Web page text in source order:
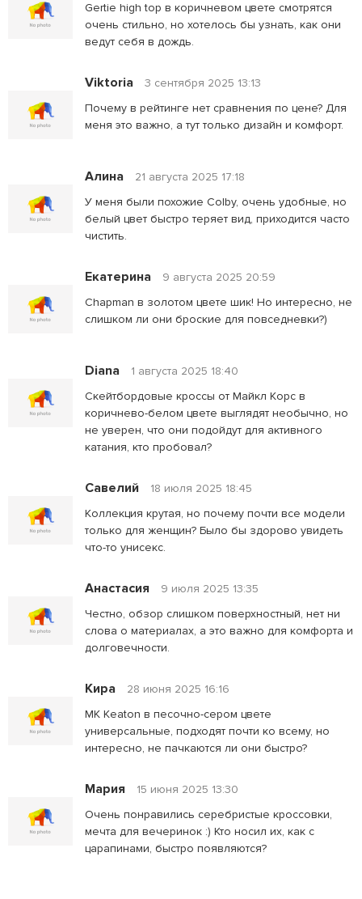
Gertie high top в коричневом цвете смотрятся
очень стильно, но хотелось бы узнать, как они
ведут себя в дождь.
Viktoria
3 сентября 2025 13:13
Почему в рейтинге нет сравнения по цене? Для
меня это важно, а тут только дизайн и комфорт.
Алина
21 августа 2025 17:18
У меня были похожие Colby, очень удобные, но
белый цвет быстро теряет вид, приходится часто
чистить.
Екатерина
9 августа 2025 20:59
Chapman в золотом цвете шик! Но интересно, не
слишком ли они броские для повседневки?)
Diana
1 августа 2025 18:40
Скейтбордовые кроссы от Майкл Корс в
коричнево-белом цвете выглядят необычно, но
не уверен, что они подойдут для активного
катания, кто пробовал?
Савелий
18 июля 2025 18:45
Коллекция крутая, но почему почти все модели
только для женщин? Было бы здорово увидеть
что-то унисекс.
Анастасия
9 июля 2025 13:35
Честно, обзор слишком поверхностный, нет ни
слова о материалах, а это важно для комфорта и
долговечности.
Кира
28 июня 2025 16:16
MK Keaton в песочно-сером цвете
универсальные, подходят почти ко всему, но
интересно, не пачкаются ли они быстро?
Мария
15 июня 2025 13:30
Очень понравились серебристые кроссовки,
мечта для вечеринок :) Кто носил их, как с
царапинами, быстро появляются?